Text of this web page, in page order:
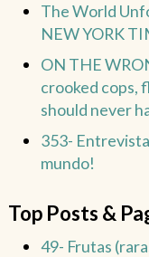
The World
NEW YORK
ON THE
crooked cops,
should never
353-
mundo!
Top Posts &
49- Frutas